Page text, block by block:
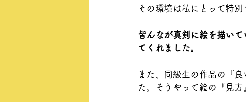
その環境は私にとって特別
皆んなが真剣に絵を描い
てくれました。
また、同級生の作品の『
た。そうやって絵の『見方